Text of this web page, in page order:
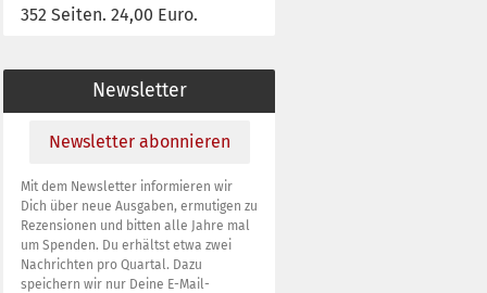
352 Seiten. 24,00 Euro.
Newsletter
Newsletter abonnieren
Mit dem Newsletter informieren wir
Dich über neue Ausgaben, ermutigen zu
Rezensionen und bitten alle Jahre mal
um Spenden. Du erhältst etwa zwei
Nachrichten pro Quartal. Dazu
speichern wir nur Deine E-Mail-